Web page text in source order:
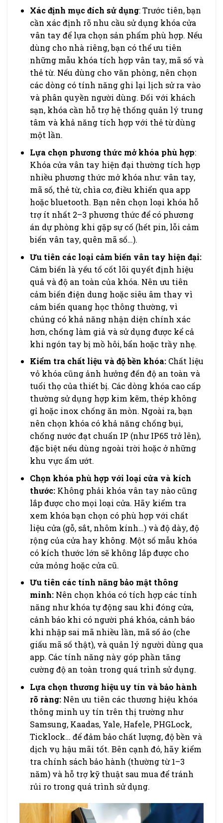
Xác định mục đích sử dụng: Trước tiên, bạn
cần xác định rõ nhu cầu sử dụng khóa cửa
vân tay để lựa chọn sản phẩm phù hợp. Nếu
dùng cho nhà riêng, bạn có thể ưu tiên
những mẫu khóa tích hợp vân tay, mã số và
thẻ từ. Nếu dùng cho văn phòng, nên chọn
các dòng có tính năng ghi lại lịch sử ra vào
và phân quyền người dùng. Đối với khách
sạn, khóa cần hỗ trợ hệ thống quản lý trung
tâm và khả năng tích hợp với thẻ từ dùng
một lần.
Lựa chọn phương thức mở khóa phù hợp:
Khóa cửa vân tay hiện đại thường tích hợp
nhiều phương thức mở khóa như: vân tay,
mã số, thẻ từ, chìa cơ, điều khiển qua app
hoặc bluetooth. Bạn nên chọn loại khóa hỗ
trợ ít nhất 2–3 phương thức để có phương
án dự phòng khi gặp sự cố (hết pin, lỗi cảm
biến vân tay, quên mã số…).
Ưu tiên các loại cảm biến vân tay hiện đại:
Cảm biến là yếu tố cốt lõi quyết định hiệu
quả và độ an toàn của khóa. Nên ưu tiên
cảm biến điện dung hoặc siêu âm thay vì
cảm biến quang học thông thường, vì
chúng có khả năng nhận diện chính xác
hơn, chống làm giả và sử dụng được kể cả
khi ngón tay bị mồ hôi, bẩn hoặc trầy nhẹ.
Kiểm tra chất liệu và độ bền khóa:Chất liệu
vỏ khóa cũng ảnh hưởng đến độ an toàn và
tuổi thọ của thiết bị. Các dòng khóa cao cấp
thường sử dụng hợp kim kẽm, thép không
gỉ hoặc inox chống ăn mòn. Ngoài ra, bạn
nên chọn khóa có khả năng chống bụi,
chống nước đạt chuẩn IP (như IP65 trở lên),
đặc biệt nếu dùng ngoài trời hoặc ở những
khu vực ẩm ướt.
Chọn khóa phù hợp với loại cửa và kích
thước:Không phải khóa vân tay nào cũng
lắp được cho mọi loại cửa. Hãy kiểm tra
xem khóa bạn chọn có phù hợp với chất
liệu cửa (gỗ, sắt, nhôm kính…) và độ dày, độ
rộng của cửa hay không. Một số mẫu khóa
có kích thước lớn sẽ không lắp được cho
cửa mỏng hoặc cửa cũ.
Ưu tiên các tính năng bảo mật thông
minh:Nên chọn khóa có tích hợp các tính
năng như khóa tự động sau khi đóng cửa,
cảnh báo khi có người phá khóa, cảnh báo
khi nhập sai mã nhiều lần, mã số ảo (che
giấu mã số thật), và quản lý người dùng qua
app. Các tính năng này góp phần tăng
cường độ an toàn trong quá trình sử dụng.
Lựa chọn thương hiệu uy tín và bảo hành
rõ ràng:Nên ưu tiên các thương hiệu khóa
thông minh uy tín trên thị trường như
Samsung, Kaadas, Yale, Hafele, PHGLock,
Ticklock… để đảm bảo chất lượng, độ bền và
dịch vụ hậu mãi tốt. Bên cạnh đó, hãy kiểm
tra chính sách bảo hành (thường từ 1–3
năm) và hỗ trợ kỹ thuật sau mua để tránh
rủi ro trong quá trình sử dụng.